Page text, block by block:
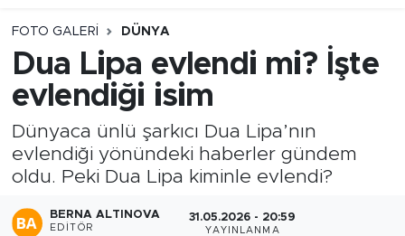
FOTO GALERI DÜNYA
Dua Lipa evlendi mi? İşte
evlendiği isim
Dünyaca ünlü şarkıcı Dua Lipa’nın
evlendiği yönündeki haberler gündem
oldu. Peki Dua Lipa kiminle evlendi?
BERNA ALTINOVA
EDITÖR
31.05.2026 - 20:59
YAYINLANMA
Süper Lig Puan Durumu ve Fikstür
Tüm Manşetler
Son Dakika Haberleri
Haber Arşivi